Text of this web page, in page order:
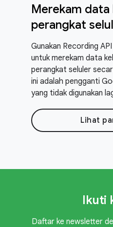
Merekam
perangkat
Gunakan Recording
untuk merekam data
perangkat seluler
ini adalah pengganti
yang tidak digunakan
Lihat
Ikuti
Daftar ke newsletter